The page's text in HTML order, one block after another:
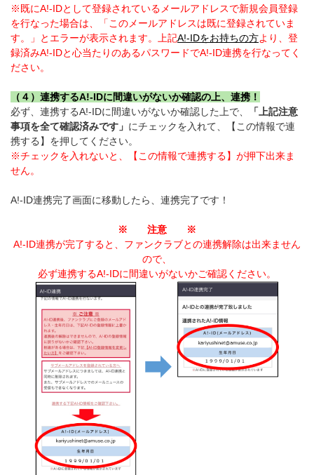
※既にA!-IDとして登録されているメールアドレスで新規会員登録
を行なった場合は、「このメールアドレスは既に登録されていま
す。」とエラーが表示されます。上記A!-IDをお持ちの方より、登
録済みA!-IDと心当たりのあるパスワードでA!-ID連携を行なってく
ださい。
（４）連携するA!-IDに間違いがないか確認の上、連携！
必ず、連携するA!-IDに間違いがないか確認した上で、
「上記注意
事項を全て確認済みです」 にチェックを入れて、【この情報で連
携する】を押してください。
※チェックを入れないと、【この情報で連携する】が押下出来ま
せん。
A!-ID連携完了画面に移動したら、連携完了です！
※ 注意 ※
A!-ID連携が完了すると、ファンクラブとの連携解除は出来ません
ので、
必ず連携するA!-IDに間違いがないかご確認ください。